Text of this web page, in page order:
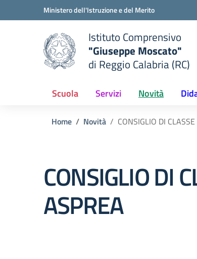
Vai ai contenuti
Vai al menu di navigazioneMinistero dell'Istruzione e del Merito
scuola
Istituto Comprensivo
"Giuseppe Moscato"
di Reggio Calabria (RC)
Scuola Servizi Novità
Home Novità CONSIGLIO DI
CONSIGLIO DI
ASPREA